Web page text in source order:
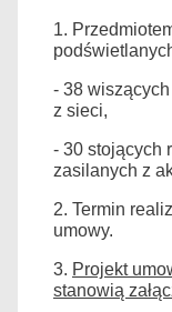
1.
- 38
z sieci,
- 30 stojących
zasilanych z
2. Termin
umowy.
3. Projekt
stanowią